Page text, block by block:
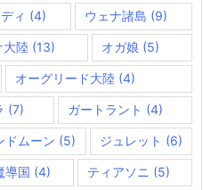
ィ (4) ウェナ諸島 (9)
大陸 (13) オガ娘 (5)
オーグリード大陸 (4)
(7) ガートラント (4)
ドムーン (5) ジュレット (6)
導国 (4) ティアソニ (5)